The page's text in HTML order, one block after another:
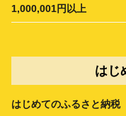
1,000,001円以上
はじ
はじめてのふるさと納税